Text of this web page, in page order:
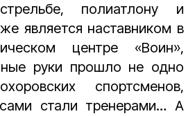
полиатлону и
является наставником в
центре «Воин»,
руки прошло не одно
спортсменов,
стали тренерами… А